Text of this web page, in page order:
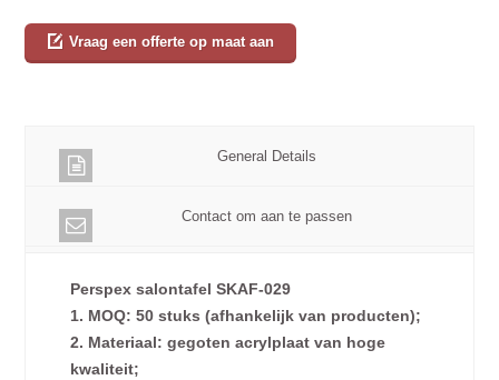
Vraag een offerte op maat aan
General Details
Contact om aan te passen
Perspex salontafel SKAF-029
1. MOQ: 50 stuks (afhankelijk van producten);
2. Materiaal: gegoten acrylplaat van hoge
kwaliteit;